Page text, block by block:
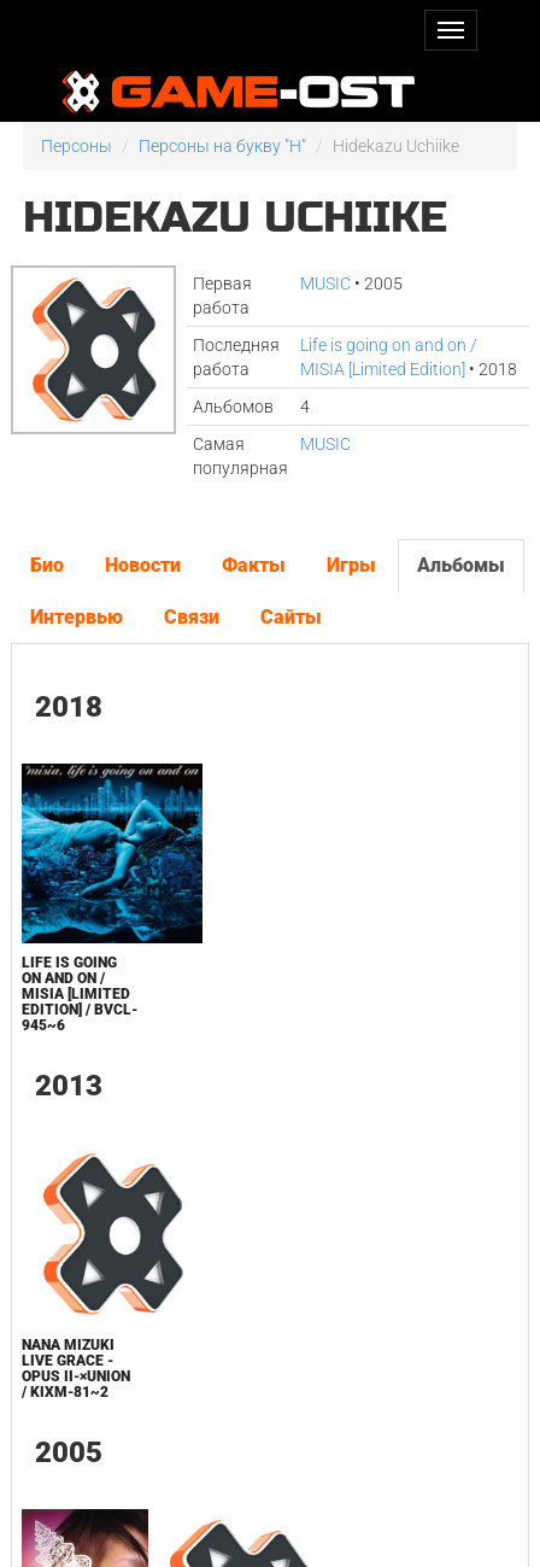
Персоны Персоны на букву "H" Hidekazu Uchiike
HIDEKAZU UCHIIKE
Первая
работа
MUSIC • 2005
Последняя
работа
Life is going on and on /
MISIA [Limited Edition] • 2018
Альбомов
4
Самая
популярная
MUSIC
Био Новости Факты Игры Альбомы
Интервью Связи Сайты
2018
LIFE IS GOING
ON AND ON /
MISIA [LIMITED
EDITION] / BVCL-
945~6
2013
NANA MIZUKI
LIVE GRACE -
OPUS II-×UNION
/ KIXM-81~2
2005